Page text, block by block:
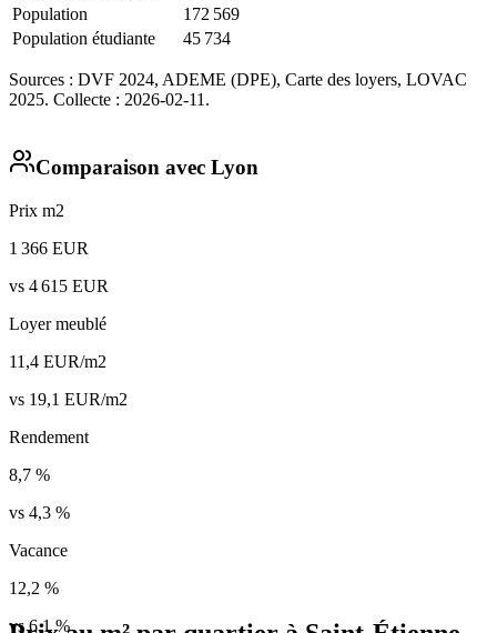
Population
172 569
Population étudiante
45 734
Sources : DVF 2024, ADEME (DPE), Carte des loyers, LOVAC
2025. Collecte : 2026-02-11 .
Comparaison avec Lyon
Prix m2
1 366 EUR
vs 4 615 EUR
Loyer meublé
11,4 EUR/m2
vs 19,1 EUR/m2
Rendement
8,7 %
vs 4,3 %
Vacance
12,2 %
vs6,1 %